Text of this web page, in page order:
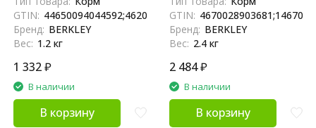
200 г x 6 шт
GTIN: 44650094044592;4620207834947;4650094044594
Бренд: BERKLEY
Вес: 1.2 кг
1 332₽
В наличии
В корзину
и яблоком - 400 г x 6 шт
GTIN:
Бренд: BERKLEY
Вес: 2.4 кг
2 484₽
В наличии
В корзину